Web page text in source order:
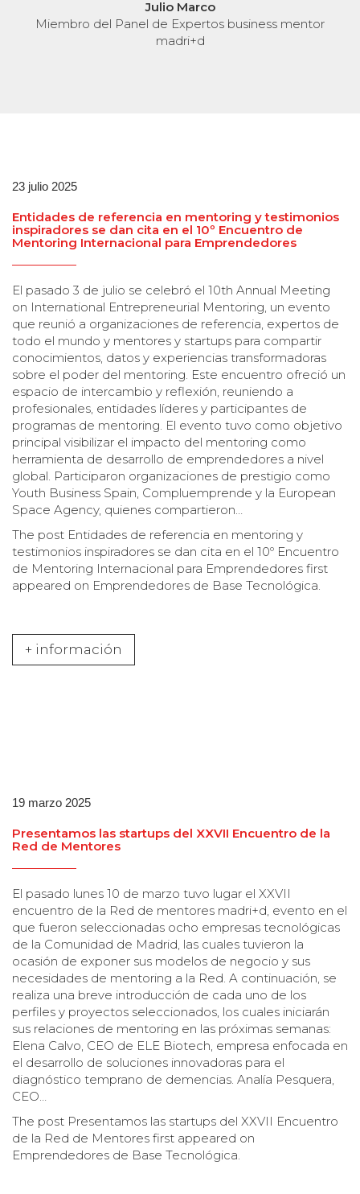
business mentor
Miembro del Panel de
madri+d
23 julio 2025
Entidades de referencia en mentoring y testimonios
inspiradores se dan cita en el 10º Encuentro de
Mentoring Internacional para Emprendedores
El pasado 3 de julio se celebró el 10th Annual Meeting
on International Entrepreneurial Mentoring, un evento
que reunió a organizaciones de referencia, expertos de
todo el mundo y mentores y startups para compartir
conocimientos, datos y experiencias transformadoras
sobre el poder del mentoring. Este encuentro ofreció un
espacio de intercambio y reflexión, reuniendo a
profesionales, entidades líderes y participantes de
programas de mentoring. El evento tuvo como objetivo
principal visibilizar el impacto del mentoring como
herramienta de desarrollo de emprendedores a nivel
global. Participaron organizaciones de prestigio como
Youth Business Spain, Compluemprende y la European
Space Agency, quienes compartieron…
The post Entidades de referencia en mentoring y
testimonios inspiradores se dan cita en el 10º Encuentro
de Mentoring Internacional para Emprendedores first
appeared on Emprendedores de Base Tecnológica.
+ información
19 marzo 2025
Presentamos las startups del XXVII Encuentro de la
Red de Mentores
El pasado lunes 10 de marzo tuvo lugar el XXVII
encuentro de la Red de mentores madri+d, evento en el
que fueron seleccionadas ocho empresas tecnológicas
de la Comunidad de Madrid, las cuales tuvieron la
ocasión de exponer sus modelos de negocio y sus
necesidades de mentoring a la Red. A continuación, se
realiza una breve introducción de cada uno de los
perfiles y proyectos seleccionados, los cuales iniciarán
sus relaciones de mentoring en las próximas semanas:
Elena Calvo, CEO de ELE Biotech, empresa enfocada en
el desarrollo de soluciones innovadoras para el
diagnóstico temprano de demencias. Analía Pesquera,
CEO…
The post Presentamos las startups del XXVII Encuentro
de la Red de Mentores first appeared on
Emprendedores de Base Tecnológica.